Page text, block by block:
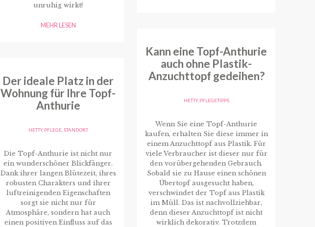
unruhig wirkt!
MEHR LESEN
Der ideale Platz in der
Wohnung für Ihre Topf-
Anthurie
HETTY, PFLEGE,STANDORT
Die Topf-Anthurie ist nicht nur
ein wunderschöner Blickfänger.
Dank ihrer langen Blütezeit, ihres
robusten Charakters und ihrer
luftreinigenden Eigenschaften
sorgt sie nicht nur für
Atmosphäre, sondern hat auch
einen positiven Einfluss auf das
Kann eine Topf-Anthurie
auch ohne Plastik-
Anzuchttopf gedeihen?
HETTY, PFLEGETIPPS
Wenn Sie eine Topf-Anthurie
kaufen, erhalten Sie diese immer in
einem Anzuchttopf aus Plastik. Für
viele Verbraucher ist dieser nur für
den vorübergehenden Gebrauch.
Sobald sie zu Hause einen schönen
Übertopf ausgesucht haben,
verschwindet der Topf aus Plastik
im Müll. Das ist nachvollziehbar,
denn dieser Anzuchttopf ist nicht
wirklich dekorativ. Trotzdem